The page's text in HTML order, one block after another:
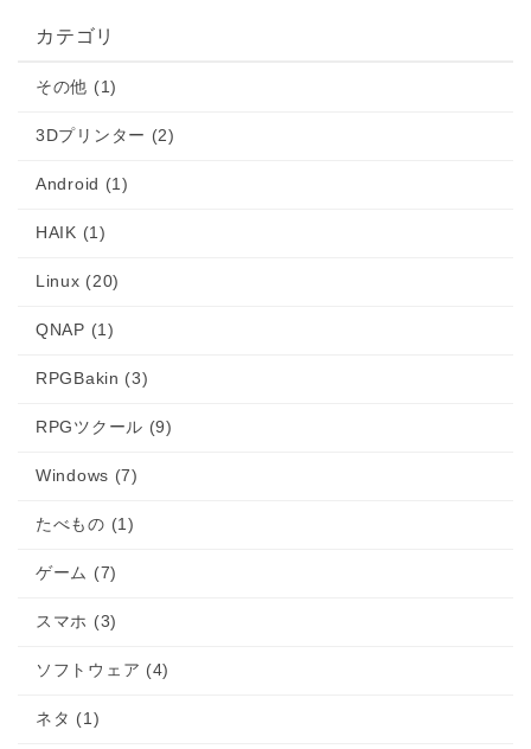
カテゴリ
その他 (1)
3Dプリンター (2)
Android (1)
HAIK (1)
Linux (20)
QNAP (1)
RPGBakin (3)
RPGツクール (9)
Windows (7)
たべもの (1)
ゲーム (7)
スマホ (3)
ソフトウェア (4)
ネタ (1)